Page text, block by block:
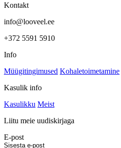
Kontakt
info@looveel.ee
+372 5591 5910
Info
Müügitingimused Kohaletoimetamine
Kasulik info
Kasulikku Meist
Liitu meie uudiskirjaga
E-post